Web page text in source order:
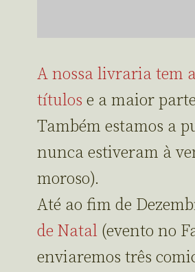
A nossa livraria tem
títulos e a maior
Também estamos a
nunca estiveram à
moroso).
Até ao fim de
de Natal (evento no
enviaremos três